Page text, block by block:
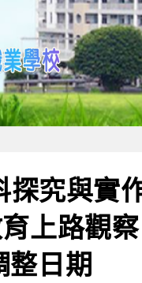
究與實
上路觀
整日期